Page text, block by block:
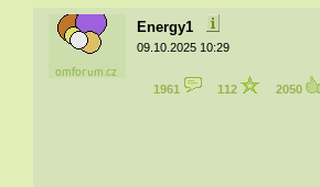
Energy1
09.10.2025 10:29
1961 112 2050